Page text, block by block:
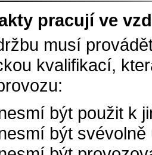
pracují ve
musí
kvalifikací,
být použit k
být